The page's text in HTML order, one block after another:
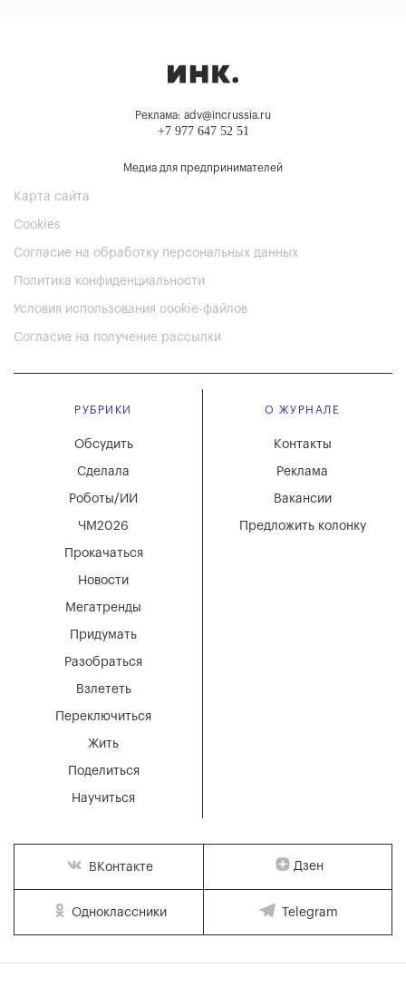
Реклама: adv@incrussia.ru
+7 977 647 52 51
Медиа для предпринимателей
Карта сайта
Cookies
Согласие на обработку персональных данных
Политика конфиденциальности
Условия использования cookie-файлов
Согласие на получение рассылки
РУБРИКИ
Мегатренды
Придумать
Разобраться
Взлететь
Новости
Переключиться
Жить
Поделиться
Научиться
Обсудить
Сделала
Роботы/ИИ
ЧМ2026
Прокачаться
О ЖУРНАЛЕ
Вакансии
Реклама
Контакты
Предложить колонку
ВКонтакте Дзен
Одноклассники Telegram